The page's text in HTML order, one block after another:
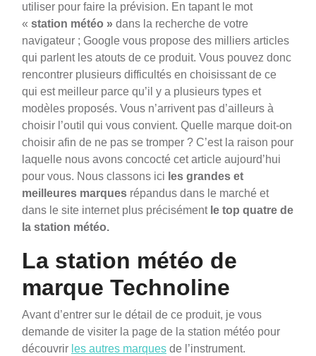
utiliser pour faire la prévision. En tapant le mot
« station météo » dans la recherche de votre
navigateur ; Google vous propose des milliers articles
qui parlent les atouts de ce produit. Vous pouvez donc
rencontrer plusieurs difficultés en choisissant de ce
qui est meilleur parce qu’il y a plusieurs types et
modèles proposés. Vous n’arrivent pas d’ailleurs à
choisir l’outil qui vous convient. Quelle marque doit-on
choisir afin de ne pas se tromper ? C’est la raison pour
laquelle nous avons concocté cet article aujourd’hui
pour vous. Nous classons ici les grandes et
meilleures marques répandus dans le marché et
dans le site internet plus précisément le top quatre de
la station météo.
La station météo de
marque Technoline
Avant d’entrer sur le détail de ce produit, je vous
demande de visiter la page de la station météo pour
découvrir les autres marques de l’instrument.